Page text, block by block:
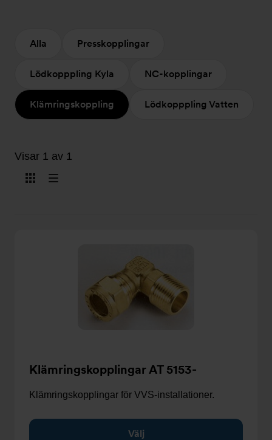
Alla Presskopplingar
Lödkopppling Kyla NC-kopplingar
Klämringskoppling Lödkopppling Vatten
Visar 1 av 1
Visa
Visa
Klämringskopplingar AT 5153-
Klämringskopplingar för VVS-installationer.
Välj